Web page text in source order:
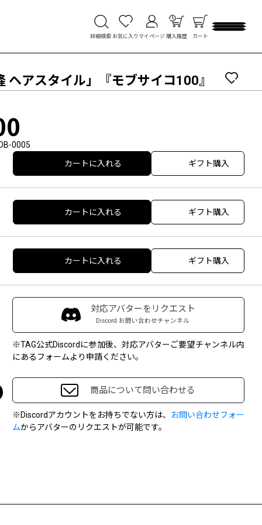
詳細検索 お気に入り マイページ 購入履歴 カート
ヘアスタイル」『モブサイコ100』
0005
カートに入れる ギフト購入
カートに入れる ギフト購入
カートに入れる ギフト購入
対応アバターをリクエスト
Discord お問い合わせチャンネル
※TAG公式Discordに参加後、対応アバターご要望チャンネル内
にあるフォームより申請ください。
商品について問い合わせる
※Discordアカウントをお持ちでない方は、
お問い合わせフォー
ムからアバターのリクエストが可能です。